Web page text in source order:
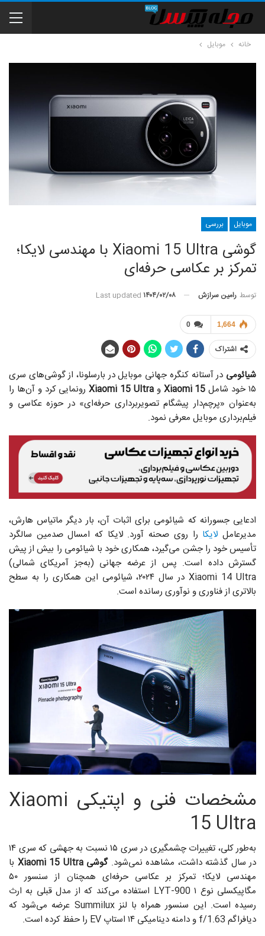
خانه موبایل
موبایل بررسی
گوشی Xiaomi 15 Ultra با مهندسی لایکا؛
تمرکز بر عکاسی حرفه‌ای
توسط رامین سرازش Last updated ۱۴۰۴/۰۲/۰۸
0 1,664
اشتراک
شیائومی در آستانه کنگره جهانی موبایل در بارسلونا، از گوشی‌های سری
۱۵ خود شامل
Xiaomi 15 وXiaomi 15 Ultraرونمایی کرد و آن‌ها را
به‌عنوان «پرچم‌دار پیشگام تصویربرداری حرفه‌ای» در حوزه عکاسی و
فیلم‌برداری موبایل معرفی نمود.
ادعایی جسورانه که شیائومی برای اثبات آن، بار دیگر ماتیاس هارش،
مدیرعامل لایکا را روی صحنه آورد. لایکا که امسال صدمین سالگرد
تأسیس خود را جشن می‌گیرد، همکاری خود با شیائومی را بیش از پیش
گسترش داده است. پس از عرضه جهانی (به‌جز آمریکای شمالی)
Xiaomi 14 Ultra در سال ۲۰۲۴، شیائومی این همکاری را به سطح
بالاتری از فناوری و نوآوری رسانده است.
مشخصات فنی و اپتیکی Xiaomi
15 Ultra
به‌طور کلی، تغییرات چشمگیری در سری ۱۵ نسبت به جهشی که سری ۱۴
در سال گذشته داشت، مشاهده نمی‌شود.گوشی Xiaomi 15 Ultra
با
مهندسی لایکا؛ تمرکز بر عکاسی حرفه‌ای همچنان از سنسور ۵۰
مگاپیکسلی نوع ۱ LYT-900 استفاده می‌کند که از مدل قبلی به ارث
رسیده است. این سنسور همراه با لنز Summilux عرضه می‌شود که
دیافراگم f/1.63 و دامنه دینامیکی ۱۴ استاپ EV را حفظ کرده است.